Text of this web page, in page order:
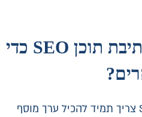
תוכן SEO כדי
– תוכן SEO צריך תמיד להכיל ערך מוסף